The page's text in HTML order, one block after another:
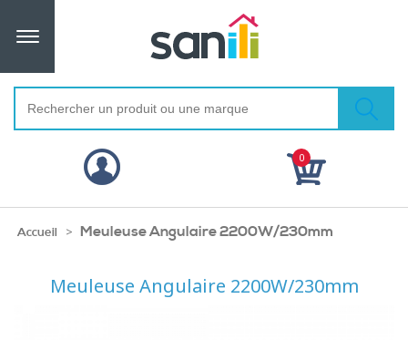
0
Accueil > Meuleuse Angulaire 2200W/230mm
Meuleuse Angulaire 2200W/230mm